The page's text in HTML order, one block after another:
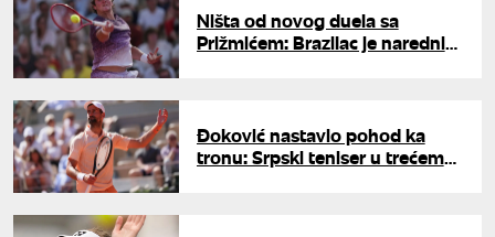
Ništa od novog duela sa
Prižmićem: Brazilac je naredni
Đoković nastavio pohod ka
tronu: Srpski teniser u trećem